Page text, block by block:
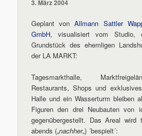
3. März 2004
Geplant vonAllmann Sattler
GmbH, visualisiert vom Studio,
Grundstück des ehemligen
der LA MARKT:
Tagesmarkthalle,
Restaurants, Shops und
Halle und ein Wasserturm bleiben
Figuren den drei Neubauten von
gegenübergestellt. Das Areal wird
abends („nachher„) ´bespielt´: